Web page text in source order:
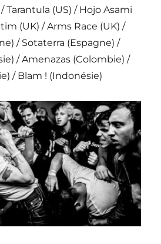
Tarantula (US) / Hojo Asami
(UK) / Arms Race (UK) /
/ Sotaterra (Espagne) /
/ Amenazas (Colombie) /
/ Blam ! (Indonésie)